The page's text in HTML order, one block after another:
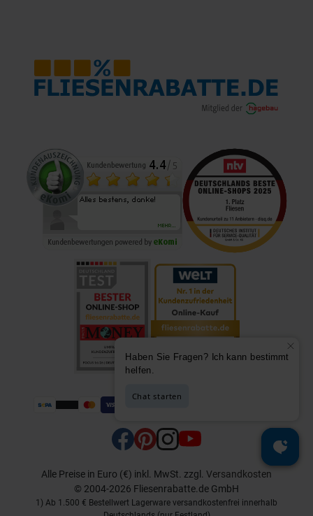
Alle Preise in Euro (€) inkl. MwSt. zzgl. Versandkosten
© 2004-2026 Fliesenrabatte.de GmbH
1) Ab 1.500 € Bestellwert Lagerware versandkostenfrei innerhalb